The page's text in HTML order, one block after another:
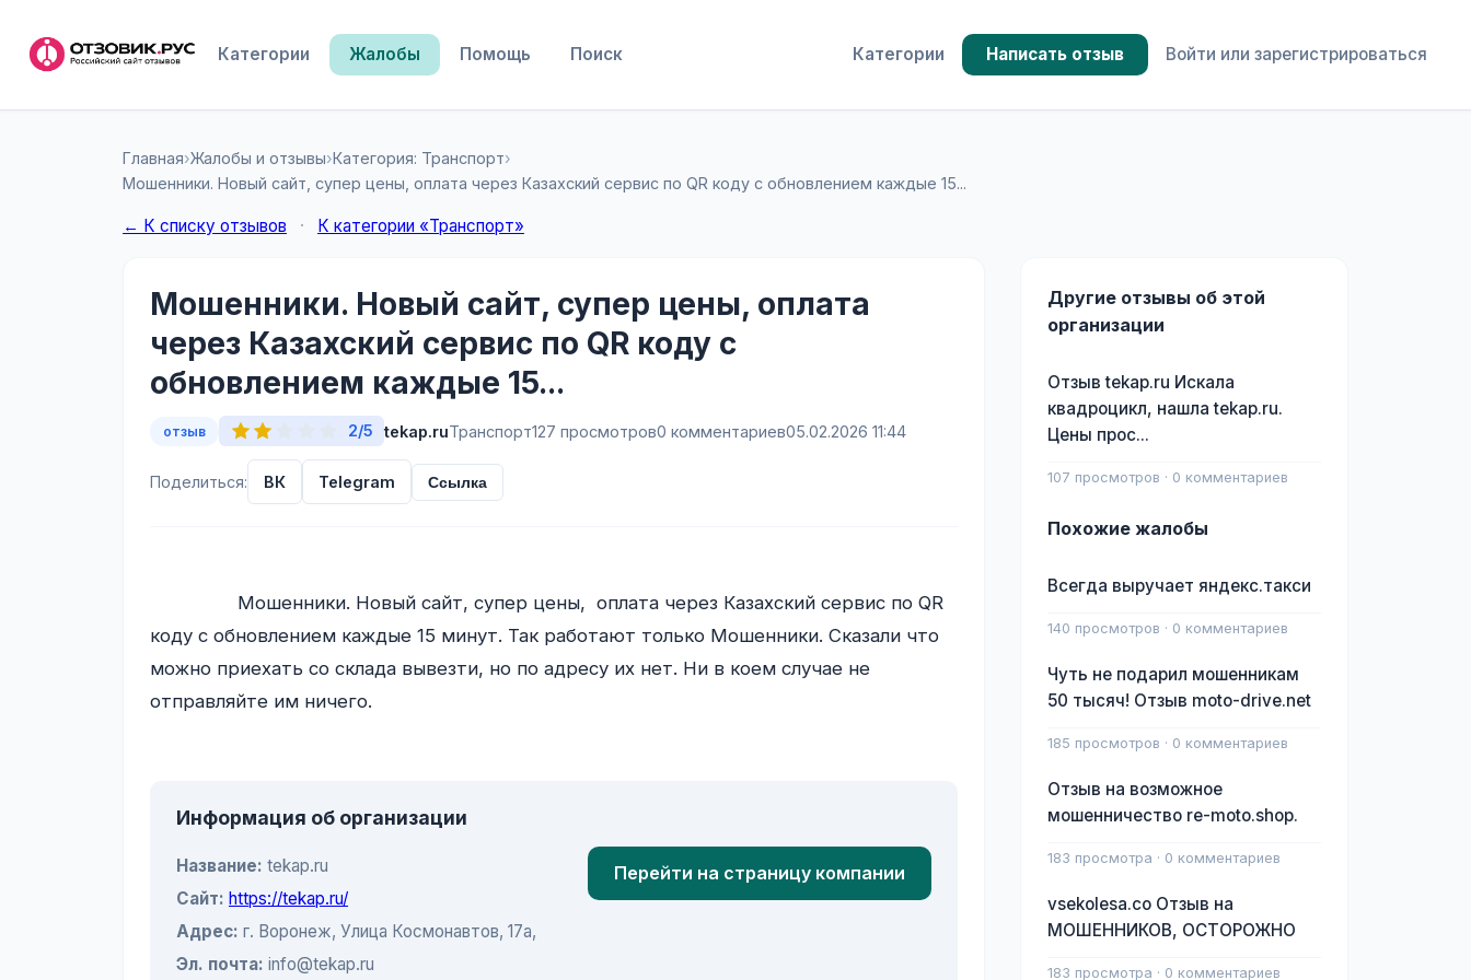
Категории Жалобы Помощь Поиск Категории Написать отзыв Войти или зарегистрироваться
Главная›Жалобы и отзывы›Категория: Транспорт›
Мошенники. Новый сайт, супер цены, оплата через Казахский сервис по QR коду с обновлением каждые 15...
← К списку отзывов · К категории «Транспорт»
Мошенники. Новый сайт, супер цены, оплата
через Казахский сервис по QR коду с
обновлением каждые 15...
отзыв 2/5 tekap.ruТранспорт127 просмотров0 комментариев05.02.2026 11:44
Поделиться: ВК Telegram Ссылка
коду с обновлением каждые 15 минут. Так работают только Мошенники. Сказали что
можно приехать со склада вывезти, но по адресу их нет. Ни в коем случае не
отправляйте им ничего.
Информация об организации
Название: tekap.ru
Сайт: https://tekap.ru/
Адрес: г. Воронеж, ​Улица Космонавтов, 17а,
Эл. почта: info@tekap.ru
Перейти на страницу компании
Другие отзывы об этой
организации
Отзыв tekap.ru Искала
квадроцикл, нашла tekap.ru.
Цены прос...
107 просмотров · 0 комментариев
Похожие жалобы
Всегда выручает яндекс.такси
140 просмотров · 0 комментариев
Чуть не подарил мошенникам
50 тысяч! Отзыв moto-drive.net
185 просмотров · 0 комментариев
Отзыв на возможное
мошенничество re-moto.shop.
183 просмотра · 0 комментариев
vsekolesa.co Отзыв на
МОШЕННИКОВ, ОСТОРОЖНО
183 просмотра · 0 комментариев